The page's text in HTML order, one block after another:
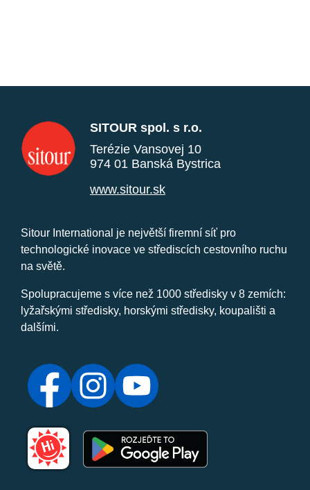
SITOUR spol. s r.o.
Terézie Vansovej 10
974 01 Banská Bystrica
www.sitour.sk
Sitour International je největší firemní síť pro
technologické inovace ve střediscích cestovního ruchu
na světě.
Spolupracujeme s více než 1000 středisky v 8 zemích:
lyžařskými středisky, horskými středisky, koupališti a
dalšími.